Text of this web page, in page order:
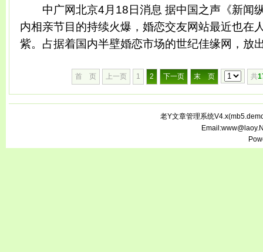
中广网北京4月18日消息 据中国之声《新闻
内相亲节目的持续火爆，婚恋交友网站最近也在
紫。占据着国内半壁婚恋市场的世纪佳缘网，放
首 页 上一页 1 2 下一页 末 页 共
老Y文章管理系统V4.x(